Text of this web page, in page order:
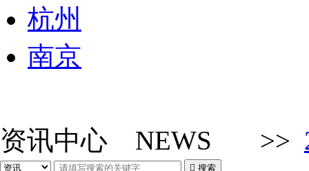
杭州
南京
资讯中心 NEWS >>
 搜索